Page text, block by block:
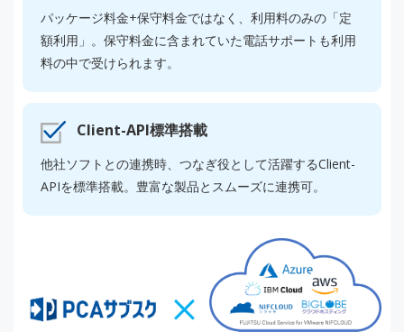
パッケージ料金+保守料金ではなく、利用料のみの「定
額利用」。保守料金に含まれていた電話サポートも利用
料の中で受けられます。
Client-API標準搭載
他社ソフトとの連携時、つなぎ役として活躍するClient-
APIを標準搭載。豊富な製品とスムーズに連携可。